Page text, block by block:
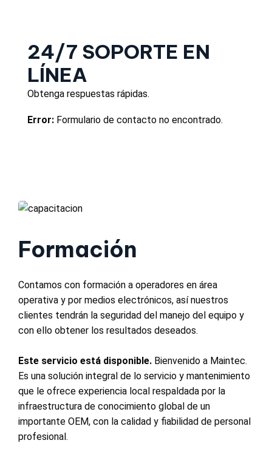
24/7 SOPORTE EN
LÍNEA
Obtenga respuestas rápidas.
Error: Formulario de contacto no encontrado.
Formación
Contamos con formación a operadores en área
operativa y por medios electrónicos, así nuestros
clientes tendrán la seguridad del manejo del equipo y
con ello obtener los resultados deseados.
Este servicio está disponible. Bienvenido a Maintec.
Es una solución integral de lo servicio y mantenimiento
que le ofrece experiencia local respaldada por la
infraestructura de conocimiento global de un
importante OEM, con la calidad y fiabilidad de personal
profesional.